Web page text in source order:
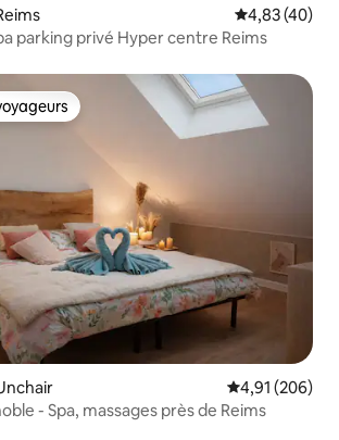
Évaluation
4,83 (40)
parking privé Hyper centre Reims
Évaluation
4,91 (206)
- Spa, massages près de Reims